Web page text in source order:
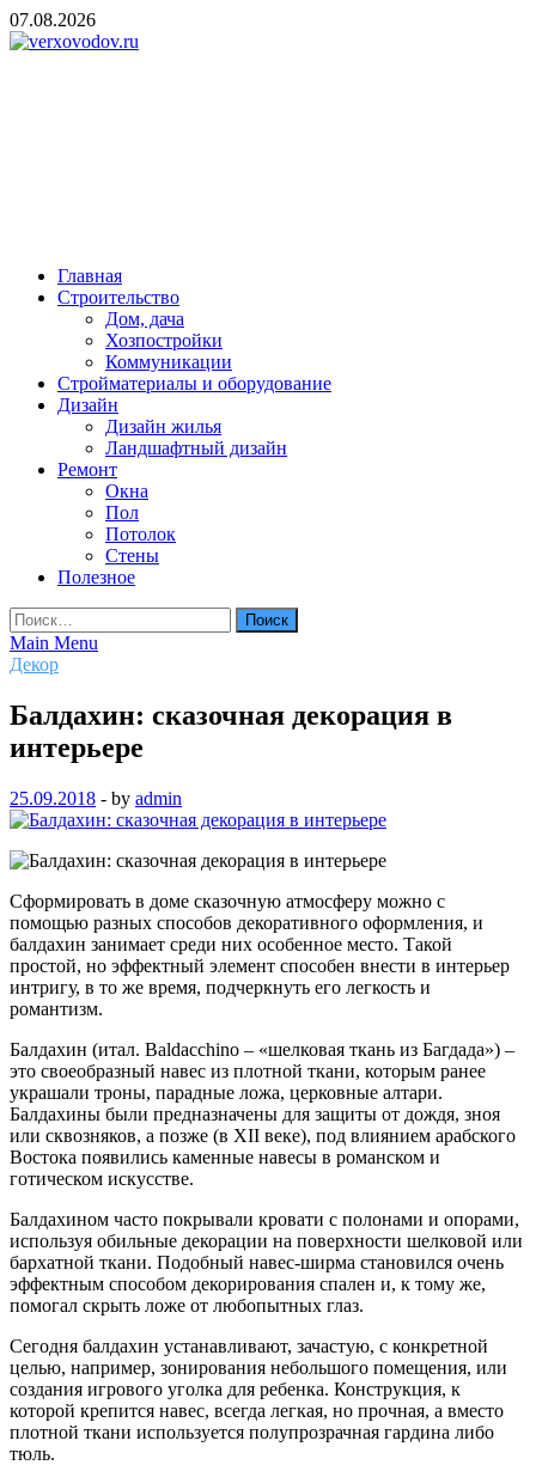
Skip
to
07.08.2026
Главная
Строительство
Дом, дача
Хозпостройки
Коммуникации
Стройматериалы и оборудование
Дизайн
Дизайн жилья
Ландшафтный дизайн
Ремонт
Окна
Пол
Потолок
Стены
Полезное
Найти:
Main Menu
Декор
Балдахин: сказочная декорация в
интерьере
25.09.2018 - by admin
Сформировать в доме сказочную атмосферу можно с
помощью разных способов декоративного оформления, и
балдахин занимает среди них особенное место. Такой
простой, но эффектный элемент способен внести в интерьер
интригу, в то же время, подчеркнуть его легкость и
романтизм.
Балдахин (итал. Baldacchino – «шелковая ткань из Багдада») –
это своеобразный навес из плотной ткани, которым ранее
украшали троны, парадные ложа, церковные алтари.
Балдахины были предназначены для защиты от дождя, зноя
или сквозняков, а позже (в ХII веке), под влиянием арабского
Востока появились каменные навесы в романском и
готическом искусстве.
Балдахином часто покрывали кровати с полонами и опорами,
используя обильные декорации на поверхности шелковой или
бархатной ткани. Подобный навес-ширма становился очень
эффектным способом декорирования спален и, к тому же,
помогал скрыть ложе от любопытных глаз.
Сегодня балдахин устанавливают, зачастую, с конкретной
целью, например, зонирования небольшого помещения, или
создания игрового уголка для ребенка. Конструкция, к
которой крепится навес, всегда легкая, но прочная, а вместо
плотной ткани используется полупрозрачная гардина либо
тюль.